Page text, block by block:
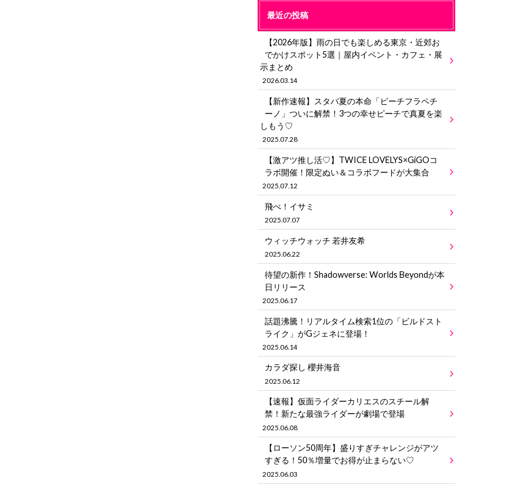
最近の投稿
【2026年版】雨の日でも楽しめる東京・近郊お
でかけスポット5選｜屋内イベント・カフェ・展
示まとめ
2026.03.14
【新作速報】スタバ夏の本命「ピーチフラペチ
ーノ」ついに解禁！3つの幸せピーチで真夏を楽
しもう♡
2025.07.28
【激アツ推し活♡】TWICE LOVELYS×GiGOコ
ラボ開催！限定ぬい＆コラボフードが大集合
2025.07.12
飛べ！イサミ
2025.07.07
ウィッチウォッチ 若井友希
2025.06.22
待望の新作！Shadowverse: Worlds Beyondが本
日リリース
2025.06.17
話題沸騰！リアルタイム検索1位の「ビルドスト
ライク」がGジェネに登場！
2025.06.14
カラダ探し 櫻井海音
2025.06.12
【速報】仮面ライダーカリエスのスチール解
禁！新たな最強ライダーが劇場で登場
2025.06.08
【ローソン50周年】盛りすぎチャレンジがアツ
すぎる！50％増量でお得が止まらない♡
2025.06.03